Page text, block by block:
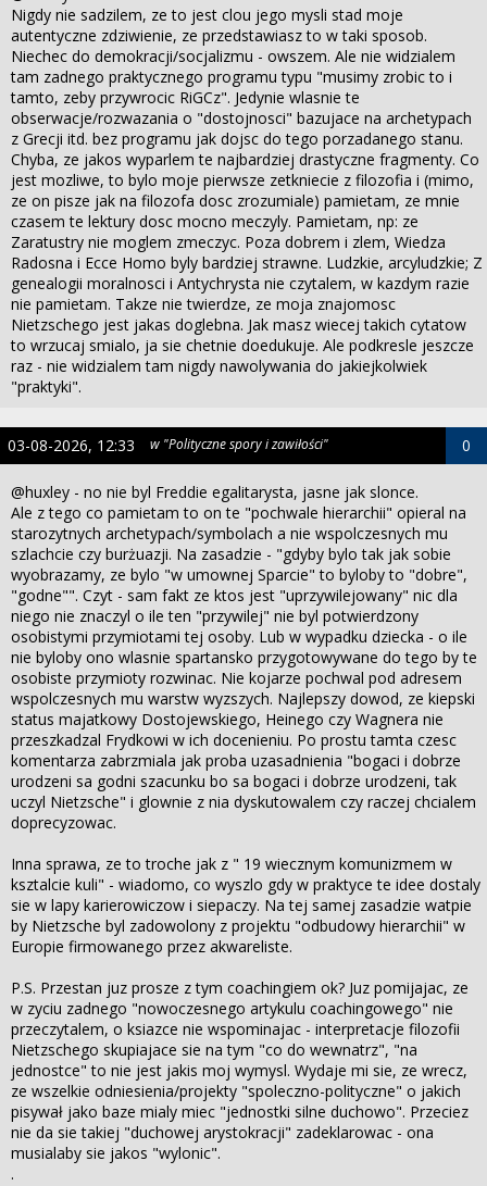
Nigdy nie sadzilem, ze to jest clou jego mysli stad moje
autentyczne zdziwienie, ze przedstawiasz to w taki sposob.
Niechec do demokracji/socjalizmu - owszem. Ale nie widzialem
tam zadnego praktycznego programu typu "musimy zrobic to i
tamto, zeby przywrocic RiGCz". Jedynie wlasnie te
obserwacje/rozwazania o "dostojnosci" bazujace na archetypach
z Grecji itd. bez programu jak dojsc do tego porzadanego stanu.
Chyba, ze jakos wyparlem te najbardziej drastyczne fragmenty. Co
jest mozliwe, to bylo moje pierwsze zetkniecie z filozofia i (mimo,
ze on pisze jak na filozofa dosc zrozumiale) pamietam, ze mnie
czasem te lektury dosc mocno meczyly. Pamietam, np: ze
Zaratustry nie moglem zmeczyc. Poza dobrem i zlem, Wiedza
Radosna i Ecce Homo byly bardziej strawne. Ludzkie, arcyludzkie; Z
genealogii moralnosci i Antychrysta nie czytalem, w kazdym razie
nie pamietam. Takze nie twierdze, ze moja znajomosc
Nietzschego jest jakas doglebna. Jak masz wiecej takich cytatow
to wrzucaj smialo, ja sie chetnie doedukuje. Ale podkresle jeszcze
raz - nie widzialem tam nigdy nawolywania do jakiejkolwiek
"praktyki".
@huxley - no nie byl Freddie egalitarysta, jasne jak slonce.
Ale z tego co pamietam to on te "pochwale hierarchii" opieral na
starozytnych archetypach/symbolach a nie wspolczesnych mu
szlachcie czy burżuazji. Na zasadzie - "gdyby bylo tak jak sobie
wyobrazamy, ze bylo "w umownej Sparcie" to byloby to "dobre",
"godne"". Czyt - sam fakt ze ktos jest "uprzywilejowany" nic dla
niego nie znaczyl o ile ten "przywilej" nie byl potwierdzony
osobistymi przymiotami tej osoby. Lub w wypadku dziecka - o ile
nie byloby ono wlasnie spartansko przygotowywane do tego by te
osobiste przymioty rozwinac. Nie kojarze pochwal pod adresem
wspolczesnych mu warstw wyzszych. Najlepszy dowod, ze kiepski
status majatkowy Dostojewskiego, Heinego czy Wagnera nie
przeszkadzal Frydkowi w ich docenieniu. Po prostu tamta czesc
komentarza zabrzmiala jak proba uzasadnienia "bogaci i dobrze
urodzeni sa godni szacunku bo sa bogaci i dobrze urodzeni, tak
uczyl Nietzsche" i glownie z nia dyskutowalem czy raczej chcialem
doprecyzowac.
Inna sprawa, ze to troche jak z " 19 wiecznym komunizmem w
ksztalcie kuli" - wiadomo, co wyszlo gdy w praktyce te idee dostaly
sie w lapy karierowiczow i siepaczy. Na tej samej zasadzie watpie
by Nietzsche byl zadowolony z projektu "odbudowy hierarchii" w
Europie firmowanego przez akwareliste.
P.S. Przestan juz prosze z tym coachingiem ok? Juz pomijajac, ze
w zyciu zadnego "nowoczesnego artykulu coachingowego" nie
przeczytalem, o ksiazce nie wspominajac - interpretacje filozofii
Nietzschego skupiajace sie na tym "co do wewnatrz", "na
jednostce" to nie jest jakis moj wymysl. Wydaje mi sie, ze wrecz,
ze wszelkie odniesienia/projekty "spoleczno-polityczne" o jakich
pisywał jako baze mialy miec "jednostki silne duchowo". Przeciez
nie da sie takiej "duchowej arystokracji" zadeklarowac - ona
musialaby sie jakos "wylonic".
.
03-08-2026, 12:33 w "Polityczne spory i zawiłości" 0